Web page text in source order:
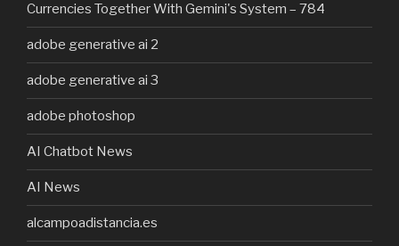
Currencies Together With Gemini's System – 784
adobe generative ai 2
adobe generative ai 3
adobe photoshop
AI Chatbot News
AI News
alcampoadistancia.es